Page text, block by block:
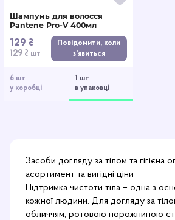
6 шт
у коробці
1 шт
в упаковці
Шампунь для волосся
Pantene Pro-V 400мл
129 ₴
129 ₴ шт
Повідомити, коли
з'явиться
Засоби догляду за тілом та гігієна
асортимент та вигідні ціни
Підтримка чистоти тіла – одна з
кожної людини. Для догляду за
обличчям, ротовою порожниною